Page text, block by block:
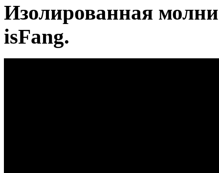
Изолированная
isFang.